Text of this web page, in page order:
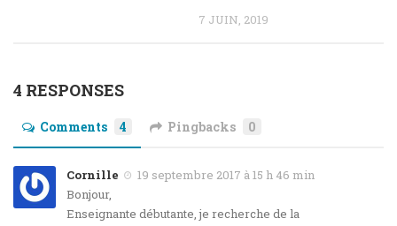
7 JUIN, 2019
4 RESPONSES
Comments 4 Pingbacks 0
Cornille
19 septembre 2017 à 15 h 46 min
Bonjour,
Enseignante débutante, je recherche de la